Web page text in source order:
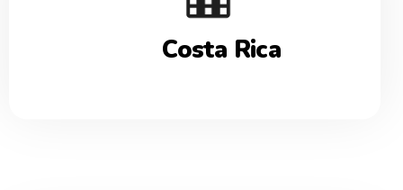
Costa Rica